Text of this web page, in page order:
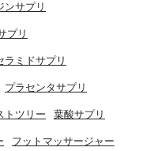
ンサプリ
プリ
ラミドサプリ
プラセンタサプリ
トツリー 葉酸サプリ
フットマッサージャー